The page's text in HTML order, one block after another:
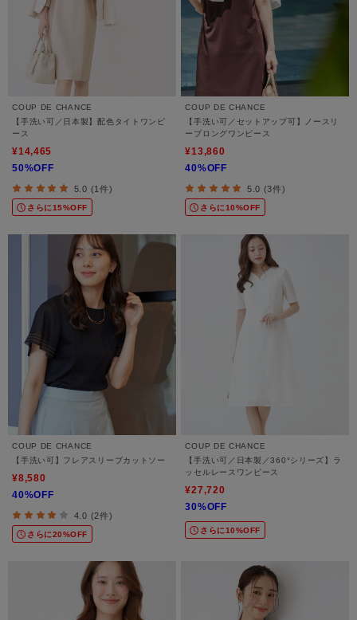
COUP DE CHANCE
【手洗い可／日本製】配色タイトワンピ
ース
¥14,465
50%OFF
5.0 (1件)
さらに15%OFF
COUP DE CHANCE
【手洗い可／セットアップ可】ノースリ
ーブロングワンピース
¥13,860
40%OFF
5.0 (3件)
さらに10%OFF
COUP DE CHANCE
【手洗い可】フレアスリーブカットソー
¥8,580
40%OFF
4.0 (2件)
さらに20%OFF
COUP DE CHANCE
【手洗い可／日本製／360°シリーズ】ラ
ッセルレースワンピース
¥27,720
30%OFF
さらに10%OFF